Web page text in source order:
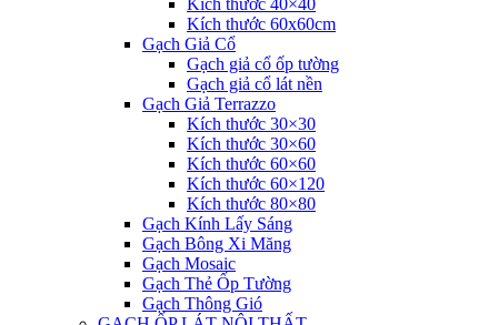
Kích thước 60x60cm
Gạch Giả Cổ
Gạch giả cổ ốp tường
Gạch giả cổ lát nền
Gạch Giả Terrazzo
Kích thước 30×30
Kích thước 30×60
Kích thước 60×60
Kích thước 60×120
Kích thước 80×80
Gạch Kính Lấy Sáng
Gạch Bông Xi Măng
Gạch Mosaic
Gạch Thẻ Ốp Tường
Gạch Thông Gió